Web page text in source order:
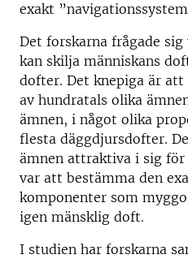
exakt
Det forskarna frågade
kan skilja människans
dofter. Det knepiga är
av hundratals olika
ämnen, i något olika
flesta däggdjursdofter.
ämnen attraktiva i sig
var att bestämma den
komponenter som
igen mänsklig doft.
I studien har forskarna